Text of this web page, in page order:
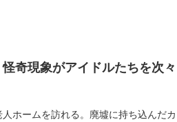
奇現象がアイドルたちを次
ホームを訪れる。廃墟に持ち込んだカ